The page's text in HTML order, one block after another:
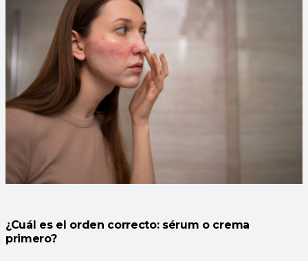
¿Cuál es el orden correcto: sérum o crema
primero?